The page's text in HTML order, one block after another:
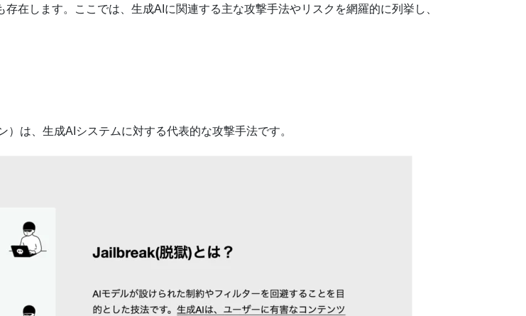
在します。ここでは、生成AIに関連する主な攻撃手法やリスクを網羅的に列挙し、
）は、生成AIシステムに対する代表的な攻撃手法です。